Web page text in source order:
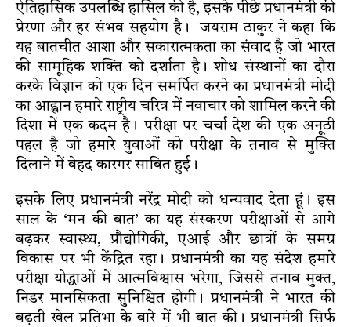
ऐतिहासिक उपलब्धि हासिल की है, इसके पीछे प्रधानमंत्री की
प्रेरणा और हर संभव सहयोग है। जयराम ठाकुर ने कहा कि
यह बातचीत आशा और सकारात्मकता का संवाद है जो भारत
की सामूहिक शक्ति को दर्शाता है। शोध संस्थानों का दौरा
करके विज्ञान को एक दिन समर्पित करने का प्रधानमंत्री मोदी
का आह्वान हमारे राष्ट्रीय चरित्र में नवाचार को शामिल करने की
दिशा में एक कदम है। परीक्षा पर चर्चा देश की एक अनूठी
पहल है जो हमारे युवाओं को परीक्षा के तनाव से मुक्ति
दिलाने में बेहद कारगर साबित हुई।
इसके लिए प्रधानमंत्री नरेंद्र मोदी को धन्यवाद देता हूं। इस
साल के ‘मन की बात’ का यह संस्करण परीक्षाओं से आगे
बढ़कर स्वास्थ्य, प्रौद्योगिकी, एआई और छात्रों के समग्र
विकास पर भी केंद्रित रहा। प्रधानमंत्री का यह संदेश हमारे
परीक्षा योद्धाओं में आत्मविश्वास भरेगा, जिससे तनाव मुक्त,
निडर मानसिकता सुनिश्चित होगी। प्रधानमंत्री ने भारत की
बढ़ती खेल प्रतिभा के बारे में भी बात की। प्रधानमंत्री सिर्फ